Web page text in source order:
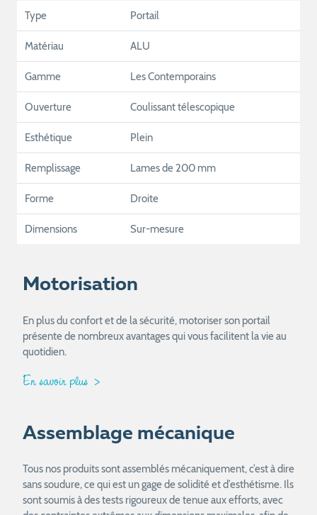
Type Portail
Matériau ALU
Gamme Les Contemporains
Ouverture Coulissant télescopique
Esthétique Plein
Remplissage Lames de 200 mm
Forme Droite
Dimensions Sur-mesure
Motorisation
En plus du confort et de la sécurité, motoriser son portail
présente de nombreux avantages qui vous facilitent la vie au
quotidien.
En savoir plus
Assemblage mécanique
Tous nos produits sont assemblés mécaniquement, c’est à dire
sans soudure, ce qui est un gage de solidité et d’esthétisme. Ils
sont soumis à des tests rigoureux de tenue aux efforts, avec